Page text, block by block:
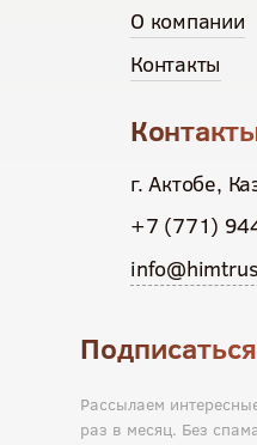
О компании
Контакты
г. Актобе,
+7 (771)
Рассылаем
раз в месяц. Без